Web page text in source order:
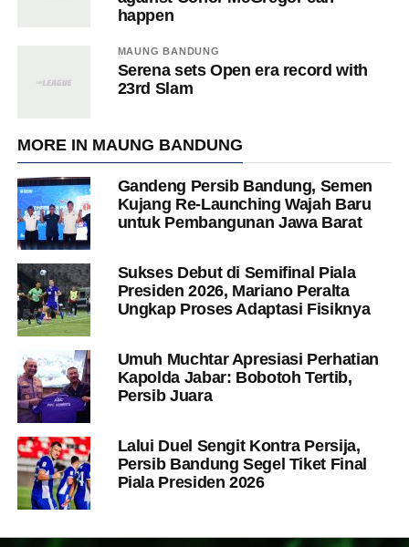
happen
MAUNG BANDUNG
Serena sets Open era record with
23rd Slam
MORE IN MAUNG BANDUNG
Gandeng Persib Bandung, Semen
Kujang Re-Launching Wajah Baru
untuk Pembangunan Jawa Barat
Sukses Debut di Semifinal Piala
Presiden 2026, Mariano Peralta
Ungkap Proses Adaptasi Fisiknya
Umuh Muchtar Apresiasi Perhatian
Kapolda Jabar: Bobotoh Tertib,
Persib Juara
Lalui Duel Sengit Kontra Persija,
Persib Bandung Segel Tiket Final
Piala Presiden 2026